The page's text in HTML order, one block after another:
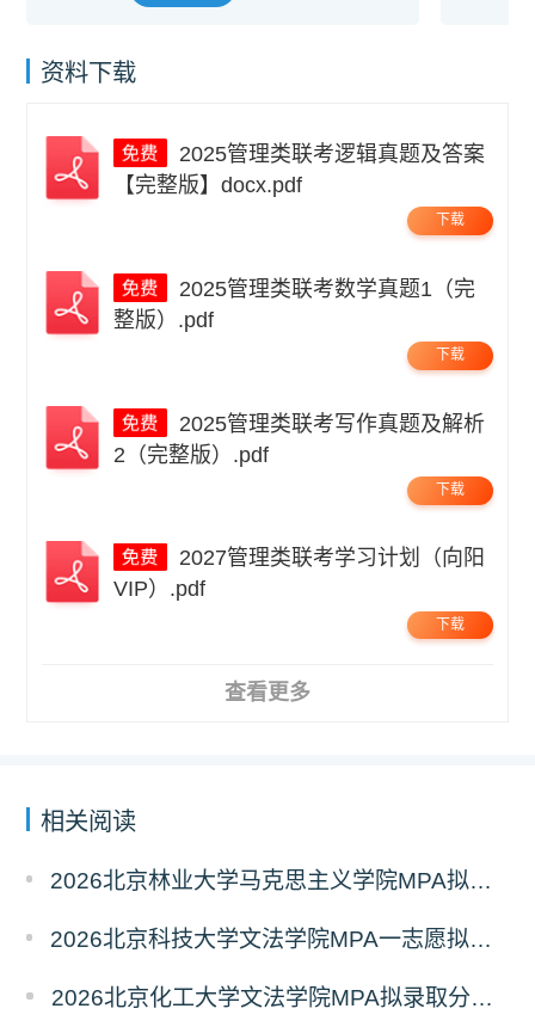
资料下载
【完整版】docx.pdf
下载
整版）.pdf
下载
2（完整版）.pdf
下载
VIP）.pdf
下载
查看更多
相关阅读
2026北京林业大学马克思主义学院MPA拟录取分析解读
2026北京科技大学文法学院MPA一志愿拟录取分析解读
2026北京化工大学文法学院MPA拟录取分析解读